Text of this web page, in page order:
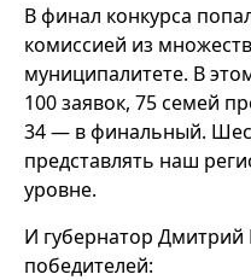
В финал конкурса
комиссией из
муниципалитете. В
100 заявок, 75 семей
34 — в финальный.
представлять наш
уровне.
И губернатор Дмитрий
победителей: